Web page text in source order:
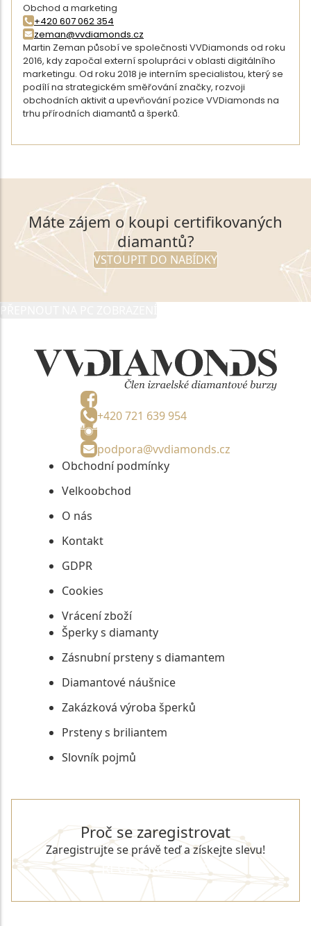
Obchod a marketing
+420 607 062 354
zeman@vvdiamonds.cz
Martin Zeman působí ve společnosti VVDiamonds od roku
2016, kdy započal externí spolupráci v oblasti digitálního
marketingu. Od roku 2018 je interním specialistou, který se
podílí na strategickém směřování značky, rozvoji
obchodních aktivit a upevňování pozice VVDiamonds na
trhu přírodních diamantů a šperků.
Máte zájem o koupi certifikovaných
diamantů?
VSTOUPIT DO NABÍDKY
+420 721 639 954
podpora@vvdiamonds.cz
Obchodní podmínky
Velkoobchod
O nás
Kontakt
GDPR
Cookies
Vrácení zboží
Šperky s diamanty
Zásnubní prsteny s diamantem
Diamantové náušnice
Zakázková výroba šperků
Prsteny s briliantem
Slovník pojmů
Proč se zaregistrovat
Zaregistrujte se právě teď a získejte slevu!
REGISTROVAT SE